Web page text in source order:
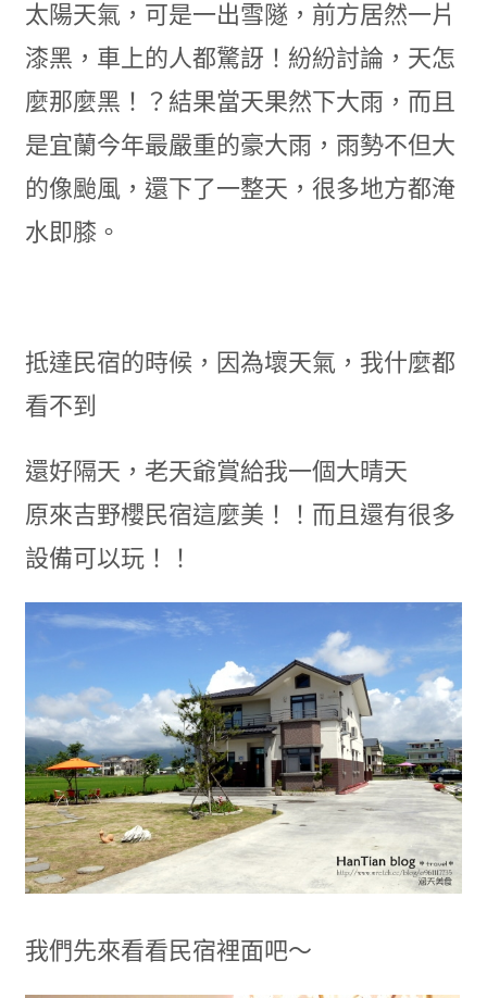
太陽天氣，可是一出雪隧，前方居然一片
漆黑，車上的人都驚訝！紛紛討論，天怎
麼那麼黑！？結果當天果然下大雨，而且
是宜蘭今年最嚴重的豪大雨，雨勢不但大
的像颱風，還下了一整天，很多地方都淹
水即膝。
抵達民宿的時候，因為壞天氣，我什麼都
看不到
還好隔天，老天爺賞給我一個大晴天
原來吉野櫻民宿這麼美！！而且還有很多
設備可以玩！！
我們先來看看民宿裡面吧～